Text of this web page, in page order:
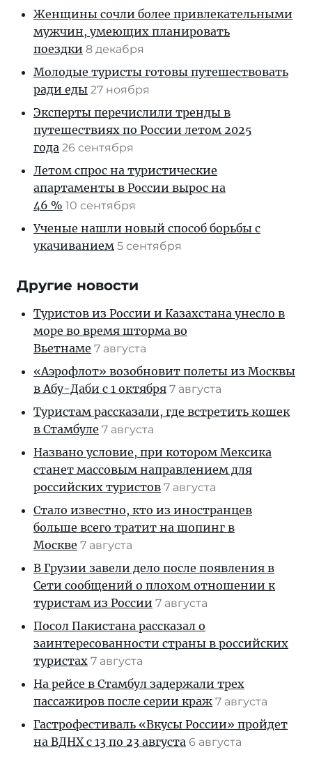
Женщины сочли более привлекательными
мужчин, умеющих планировать
поездки 8 декабря
Молодые туристы готовы путешествовать
ради еды 27 ноября
Эксперты перечислили тренды в
путешествиях по России летом 2025
года 26 сентября
Летом спрос на туристические
апартаменты в России вырос на
46 % 10 сентября
Ученые нашли новый способ борьбы с
укачиванием 5 сентября
Другие новости
Туристов из России и Казахстана унесло в
море во время шторма во
Вьетнаме 7 августа
«Аэрофлот» возобновит полеты из Москвы
в Абу-Даби с 1 октября 7 августа
Туристам рассказали, где встретить кошек
в Стамбуле 7 августа
Названо условие, при котором Мексика
станет массовым направлением для
российских туристов 7 августа
Стало известно, кто из иностранцев
больше всего тратит на шопинг в
Москве 7 августа
В Грузии завели дело после появления в
Сети сообщений о плохом отношении к
туристам из России 7 августа
Посол Пакистана рассказал о
заинтересованности страны в российских
туристах 7 августа
На рейсе в Стамбул задержали трех
пассажиров после серии краж 7 августа
Гастрофестиваль «Вкусы России» пройдет
на ВДНХ с 13 по 23 августа 6 августа